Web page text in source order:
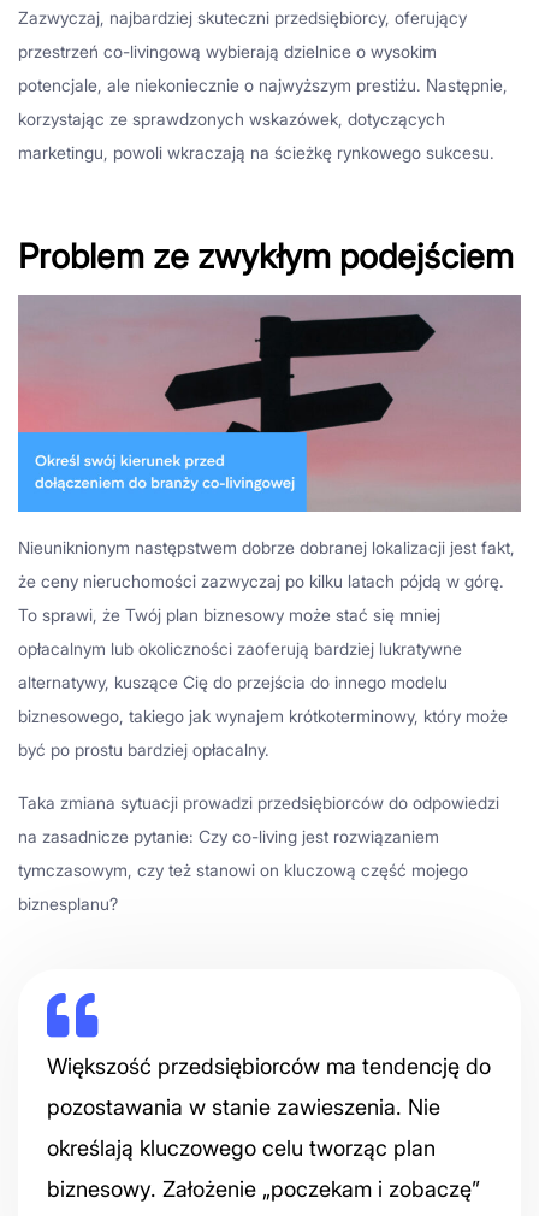
Zazwyczaj, najbardziej skuteczni przedsiębiorcy, oferujący
przestrzeń co-livingową wybierają dzielnice o wysokim
potencjale, ale niekoniecznie o najwyższym prestiżu. Następnie,
korzystając ze sprawdzonych wskazówek, dotyczących
marketingu, powoli wkraczają na ścieżkę rynkowego sukcesu.
Problem ze zwykłym podejściem
Nieuniknionym następstwem dobrze dobranej lokalizacji jest fakt,
że ceny nieruchomości zazwyczaj po kilku latach pójdą w górę.
To sprawi, że Twój plan biznesowy może stać się mniej
opłacalnym lub okoliczności zaoferują bardziej lukratywne
alternatywy, kuszące Cię do przejścia do innego modelu
biznesowego, takiego jak wynajem krótkoterminowy, który może
być po prostu bardziej opłacalny.
Taka zmiana sytuacji prowadzi przedsiębiorców do odpowiedzi
na zasadnicze pytanie: Czy co-living jest rozwiązaniem
tymczasowym, czy też stanowi on kluczową część mojego
biznesplanu?
Większość przedsiębiorców ma tendencję do
pozostawania w stanie zawieszenia. Nie
określają kluczowego celu tworząc plan
biznesowy. Założenie „poczekam i zobaczę”